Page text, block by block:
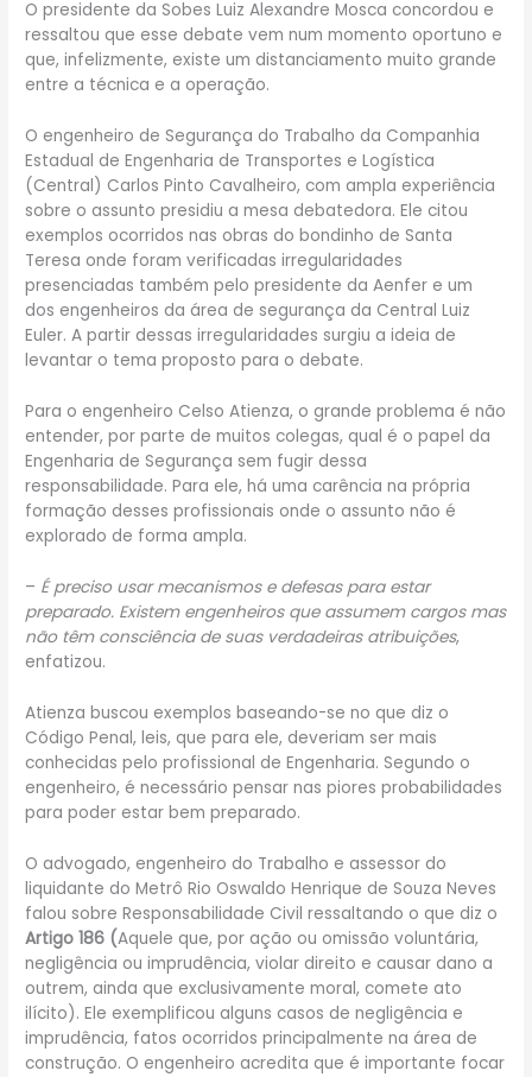
O presidente da Sobes Luiz Alexandre Mosca concordou e
ressaltou que esse debate vem num momento oportuno e
que, infelizmente, existe um distanciamento muito grande
entre a técnica e a operação.
O engenheiro de Segurança do Trabalho da Companhia
Estadual de Engenharia de Transportes e Logística
(Central) Carlos Pinto Cavalheiro, com ampla experiência
sobre o assunto presidiu a mesa debatedora. Ele citou
exemplos ocorridos nas obras do bondinho de Santa
Teresa onde foram verificadas irregularidades
presenciadas também pelo presidente da Aenfer e um
dos engenheiros da área de segurança da Central Luiz
Euler. A partir dessas irregularidades surgiu a ideia de
levantar o tema proposto para o debate.
Para o engenheiro Celso Atienza, o grande problema é não
entender, por parte de muitos colegas, qual é o papel da
Engenharia de Segurança sem fugir dessa
responsabilidade. Para ele, há uma carência na própria
formação desses profissionais onde o assunto não é
explorado de forma ampla.
– É preciso usar mecanismos e defesas para estar
preparado. Existem engenheiros que assumem cargos mas
não têm consciência de suas verdadeiras atribuições,
enfatizou.
Atienza buscou exemplos baseando-se no que diz o
Código Penal, leis, que para ele, deveriam ser mais
conhecidas pelo profissional de Engenharia. Segundo o
engenheiro, é necessário pensar nas piores probabilidades
para poder estar bem preparado.
O advogado, engenheiro do Trabalho e assessor do
liquidante do Metrô Rio Oswaldo Henrique de Souza Neves
falou sobre Responsabilidade Civil ressaltando o que diz o
Artigo 186 (Aquele que, por ação ou omissão voluntária,
negligência ou imprudência, violar direito e causar dano a
outrem, ainda que exclusivamente moral, comete ato
ilícito). Ele exemplificou alguns casos de negligência e
imprudência, fatos ocorridos principalmente na área de
construção. O engenheiro acredita que é importante focar